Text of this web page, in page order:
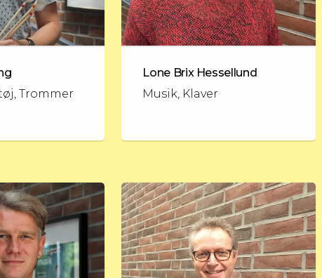
Trommer
Lone Brix Hessellund
Musik, Klaver